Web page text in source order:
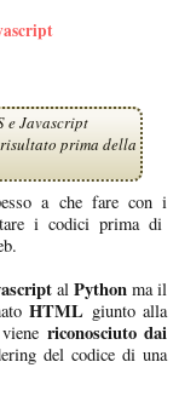
e Javascript
prima della
a che fare con i
i codici prima di
alPythonma il
HTML giunto alla
riconosciuto dai
del codice di una